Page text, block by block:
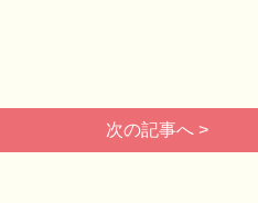
次の記事へ >